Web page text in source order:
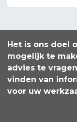
Het is ons doel
mogelijk te
advies te
vinden van
voor uw